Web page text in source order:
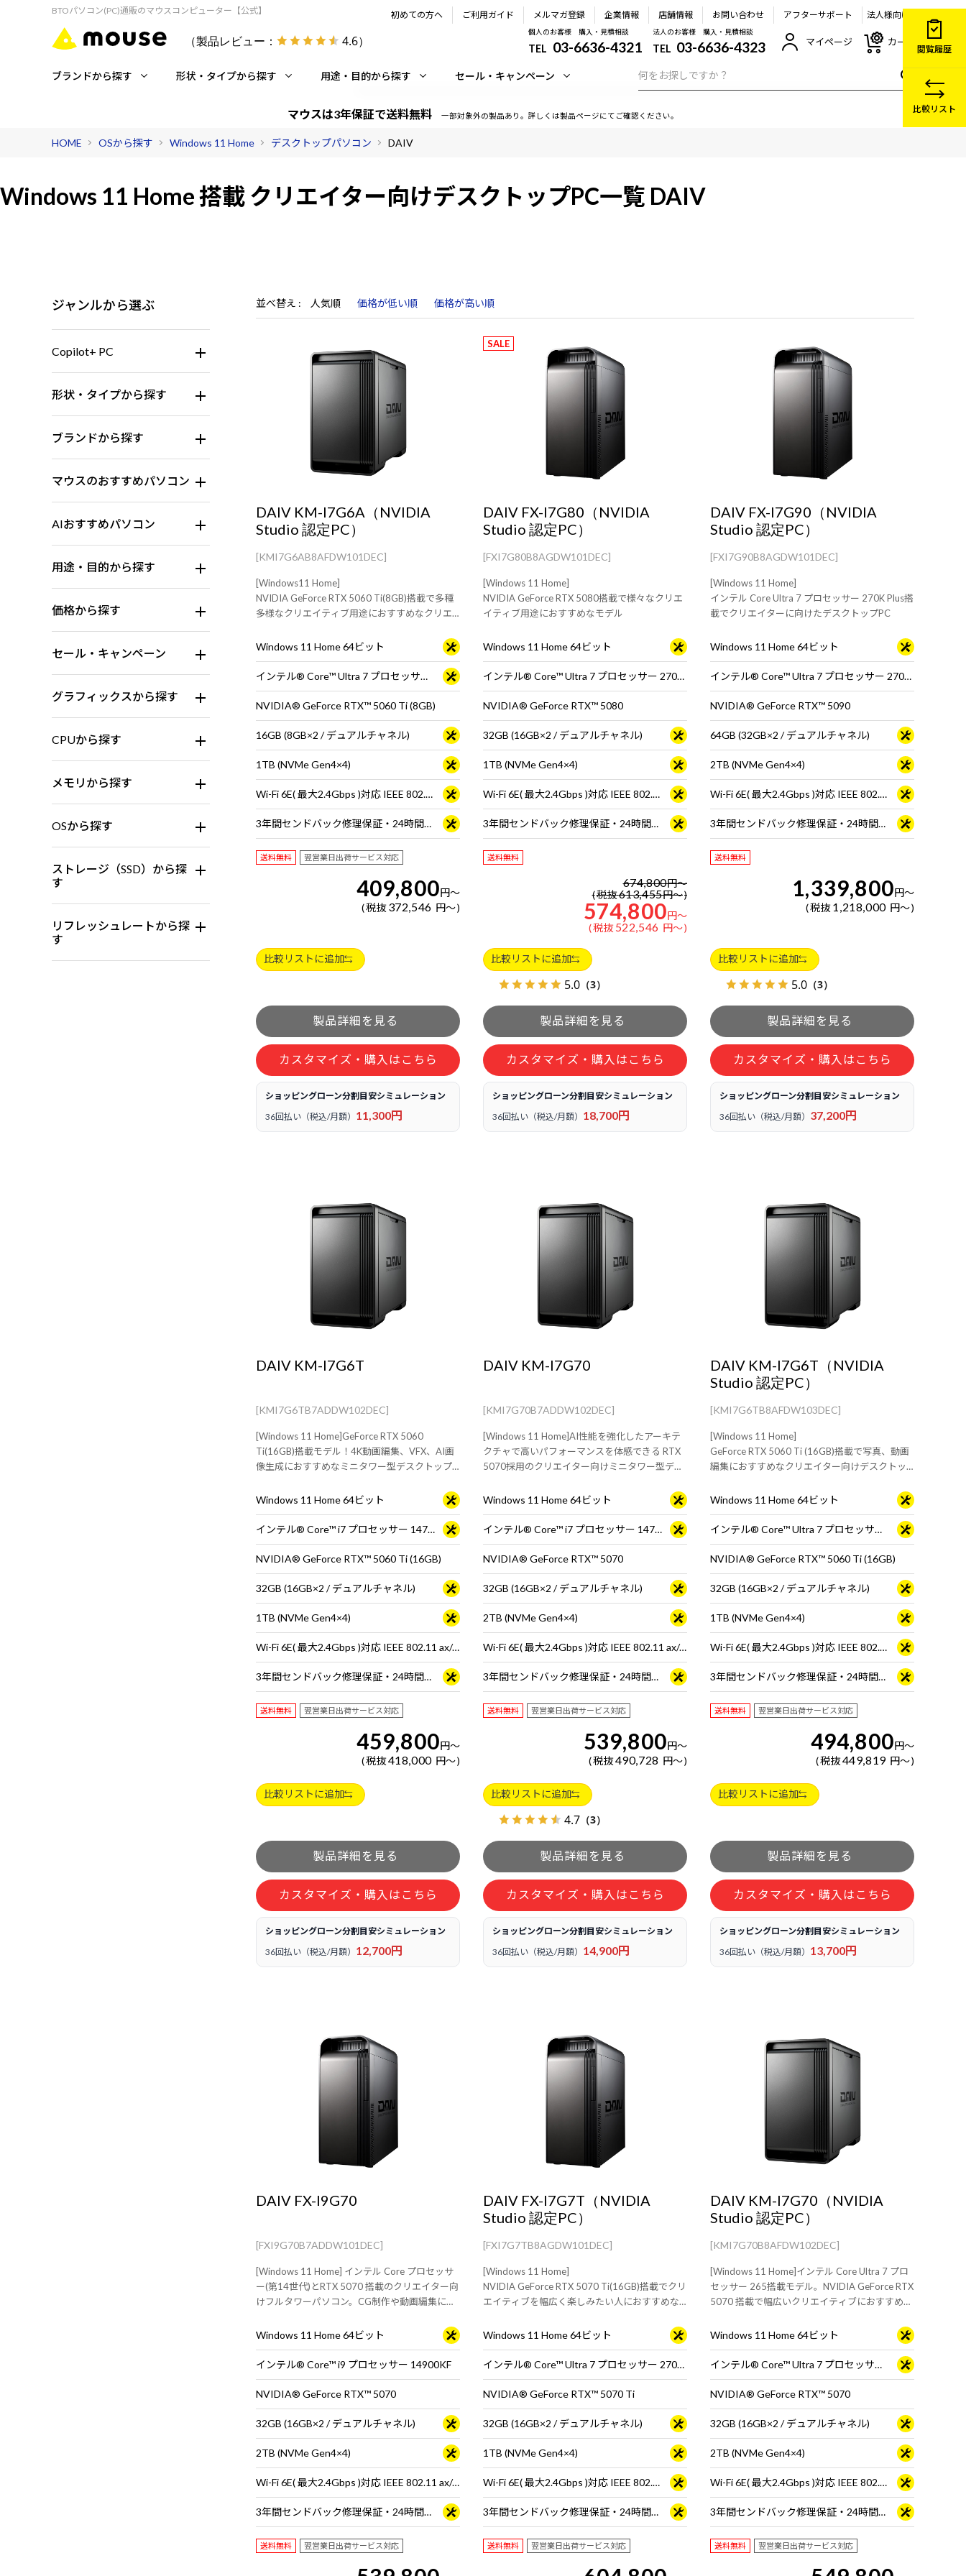
BTOパソコン(PC)通販のマウスコンピューター【公式】
（製品レビュー： 4.6）
初めての方へ ご利用ガイド メルマガ登録 企業情報 店舗情報 お問い合わせ アフターサポート 法人様向け
個人のお客様 購入・見積相談
TEL 03-6636-4321
法人のお客様 購入・見積相談
TEL 03-6636-4323 マイページ カート
ブランドから探す 形状・タイプから探す 用途・目的から探す セール・キャンペーン
マウスは3年保証で送料無料 一部対象外の製品あり。詳しくは製品ページにてご確認ください。
HOME OSから探す Windows 11 Home デスクトップパソコン DAIV
Windows 11 Home 搭載 クリエイター向けデスクトップPC一覧 DAIV
ジャンルから選ぶ
Copilot+ PC
形状・タイプから探す
ブランドから探す
マウスのおすすめパソコン
AIおすすめパソコン
用途・目的から探す
価格から探す
セール・キャンペーン
グラフィックスから探す
CPUから探す
メモリから探す
OSから探す
ストレージ（SSD）から探
す
リフレッシュレートから探
す
並べ替え 人気順 価格が低い順 価格が高い順
DAIV KM-I7G6A（NVIDIA
Studio 認定PC）
[KMI7G6AB8AFDW101DEC]
[Windows11 Home]
NVIDIA GeForce RTX 5060 Ti(8GB)搭載で多種
多様なクリエイティブ用途におすすめなクリエ
Windows 11 Home 64ビット
インテル® Core™ Ultra 7 プロセッサー 265
NVIDIA® GeForce RTX™ 5060 Ti (8GB)
16GB (8GB×2 / デュアルチャネル)
1TB (NVMe Gen4×4)
Wi-Fi 6E( 最大2.4Gbps )対応 IEEE 802.11 ax/ac/a/b/g/n準拠 ＋ Bluetooth 5内蔵
3年間センドバック修理保証・24時間×365日電話サポート
送料無料 翌営業日出荷サービス対応
409,800円～
税抜 372,546 円～
比較リストに追加
カスタマイズ・購入はこちら
ショッピングローン分割目安シミュレーション
36回払い（税込/月額） 11,300円
SALE
DAIV FX-I7G80（NVIDIA
Studio 認定PC）
[FXI7G80B8AGDW101DEC]
[Windows 11 Home]
NVIDIA GeForce RTX 5080搭載で様々なクリエ
イティブ用途におすすめなモデル
Windows 11 Home 64ビット
インテル® Core™ Ultra 7 プロセッサー 270K Plus
NVIDIA® GeForce RTX™ 5080
32GB (16GB×2 / デュアルチャネル)
1TB (NVMe Gen4×4)
Wi-Fi 6E( 最大2.4Gbps )対応 IEEE 802.11 ax/ac/a/b/g/n準拠 ＋ Bluetooth 5内蔵
3年間センドバック修理保証・24時間×365日電話サポート
送料無料
674,800円～
税抜613,455円～
574,800円～
税抜 522,546 円～
比較リストに追加
5.0 （3）
カスタマイズ・購入はこちら
ショッピングローン分割目安シミュレーション
36回払い（税込/月額） 18,700円
DAIV FX-I7G90（NVIDIA
Studio 認定PC）
[FXI7G90B8AGDW101DEC]
[Windows 11 Home]
インテル Core Ultra 7 プロセッサー 270K Plus搭
載でクリエイターに向けたデスクトップPC
Windows 11 Home 64ビット
インテル® Core™ Ultra 7 プロセッサー 270K Plus
NVIDIA® GeForce RTX™ 5090
64GB (32GB×2 / デュアルチャネル)
2TB (NVMe Gen4×4)
Wi-Fi 6E( 最大2.4Gbps )対応 IEEE 802.11 ax/ac/a/b/g/n準拠 ＋ Bluetooth 5内蔵
3年間センドバック修理保証・24時間×365日電話サポート
送料無料
1,339,800円～
税抜 1,218,000 円～
比較リストに追加
5.0 （3）
カスタマイズ・購入はこちら
ショッピングローン分割目安シミュレーション
36回払い（税込/月額） 37,200円
DAIV KM-I7G6T
[KMI7G6TB7ADDW102DEC]
[Windows 11 Home]GeForce RTX 5060
Ti(16GB)搭載モデル！4K動画編集、VFX、AI画
像生成におすすめなミニタワー型デスクトップ
Windows 11 Home 64ビット
インテル® Core™ i7 プロセッサー 14700F
NVIDIA® GeForce RTX™ 5060 Ti (16GB)
32GB (16GB×2 / デュアルチャネル)
1TB (NVMe Gen4×4)
Wi-Fi 6E( 最大2.4Gbps )対応 IEEE 802.11 ax/ac/a/b/g/n準拠 ＋ Bluetooth 5内蔵
3年間センドバック修理保証・24時間×365日電話サポート
送料無料 翌営業日出荷サービス対応
459,800円～
税抜 418,000 円～
比較リストに追加
カスタマイズ・購入はこちら
ショッピングローン分割目安シミュレーション
36回払い（税込/月額） 12,700円
DAIV KM-I7G70
[KMI7G70B7ADDW102DEC]
[Windows 11 Home]AI性能を強化したアーキテ
クチャで高いパフォーマンスを体感できる RTX
5070採用のクリエイター向けミニタワー型デス
Windows 11 Home 64ビット
インテル® Core™ i7 プロセッサー 14700F
NVIDIA® GeForce RTX™ 5070
32GB (16GB×2 / デュアルチャネル)
2TB (NVMe Gen4×4)
Wi-Fi 6E( 最大2.4Gbps )対応 IEEE 802.11 ax/ac/a/b/g/n準拠 ＋ Bluetooth 5内蔵
3年間センドバック修理保証・24時間×365日電話サポート
送料無料 翌営業日出荷サービス対応
539,800円～
税抜 490,728 円～
比較リストに追加
4.7 （3）
カスタマイズ・購入はこちら
ショッピングローン分割目安シミュレーション
36回払い（税込/月額） 14,900円
DAIV KM-I7G6T（NVIDIA
Studio 認定PC）
[KMI7G6TB8AFDW103DEC]
[Windows 11 Home]
GeForce RTX 5060 Ti (16GB)搭載で写真、動画
編集におすすめなクリエイター向けデスクトッ
Windows 11 Home 64ビット
インテル® Core™ Ultra 7 プロセッサー 265
NVIDIA® GeForce RTX™ 5060 Ti (16GB)
32GB (16GB×2 / デュアルチャネル)
1TB (NVMe Gen4×4)
Wi-Fi 6E( 最大2.4Gbps )対応 IEEE 802.11 ax/ac/a/b/g/n準拠 ＋ Bluetooth 5内蔵
3年間センドバック修理保証・24時間×365日電話サポート
送料無料 翌営業日出荷サービス対応
494,800円～
税抜 449,819 円～
比較リストに追加
カスタマイズ・購入はこちら
ショッピングローン分割目安シミュレーション
36回払い（税込/月額） 13,700円
DAIV FX-I9G70
[FXI9G70B7ADDW101DEC]
[Windows 11 Home] インテル Core プロセッサ
ー(第14世代)とRTX 5070 搭載のクリエイター向
けフルタワーパソコン。CG制作や動画編集にお
Windows 11 Home 64ビット
インテル® Core™ i9 プロセッサー 14900KF
NVIDIA® GeForce RTX™ 5070
32GB (16GB×2 / デュアルチャネル)
2TB (NVMe Gen4×4)
Wi-Fi 6E( 最大2.4Gbps )対応 IEEE 802.11 ax/ac/a/b/g/n準拠 ＋ Bluetooth 5内蔵
3年間センドバック修理保証・24時間×365日電話サポート
送料無料 翌営業日出荷サービス対応
DAIV FX-I7G7T（NVIDIA
Studio 認定PC）
[FXI7G7TB8AGDW101DEC]
[Windows 11 Home]
NVIDIA GeForce RTX 5070 Ti(16GB)搭載でクリ
エイティブを幅広く楽しみたい人におすすめな
Windows 11 Home 64ビット
インテル® Core™ Ultra 7 プロセッサー 270K Plus
NVIDIA® GeForce RTX™ 5070 Ti
32GB (16GB×2 / デュアルチャネル)
1TB (NVMe Gen4×4)
Wi-Fi 6E( 最大2.4Gbps )対応 IEEE 802.11 ax/ac/a/b/g/n準拠 ＋ Bluetooth 5内蔵
3年間センドバック修理保証・24時間×365日電話サポート
送料無料 翌営業日出荷サービス対応
DAIV KM-I7G70（NVIDIA
Studio 認定PC）
[KMI7G70B8AFDW102DEC]
[Windows 11 Home]インテル Core Ultra 7 プロ
セッサー 265搭載モデル。NVIDIA GeForce RTX
5070 搭載で幅広いクリエイティブにおすすめな
Windows 11 Home 64ビット
インテル® Core™ Ultra 7 プロセッサー 265
NVIDIA® GeForce RTX™ 5070
32GB (16GB×2 / デュアルチャネル)
2TB (NVMe Gen4×4)
Wi-Fi 6E( 最大2.4Gbps )対応 IEEE 802.11 ax/ac/a/b/g/n準拠 ＋ Bluetooth 5内蔵
3年間センドバック修理保証・24時間×365日電話サポート
送料無料 翌営業日出荷サービス対応
閲覧履歴
比較リスト